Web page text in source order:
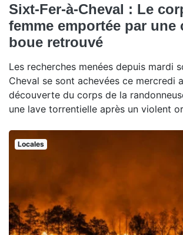
Sixt-Fer-à-Cheval : Le
femme emportée par une
boue retrouvé
Les recherches menées depuis mardi
Cheval se sont achevées ce mercredi
découverte du corps de la
une lave torrentielle après un violent
Locales